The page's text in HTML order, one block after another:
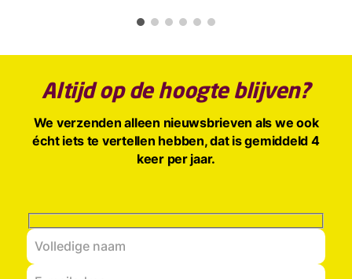
Altijd op de hoogte blijven?
We verzenden alleen nieuwsbrieven als we ook
écht iets te vertellen hebben, dat is gemiddeld 4
keer per jaar.